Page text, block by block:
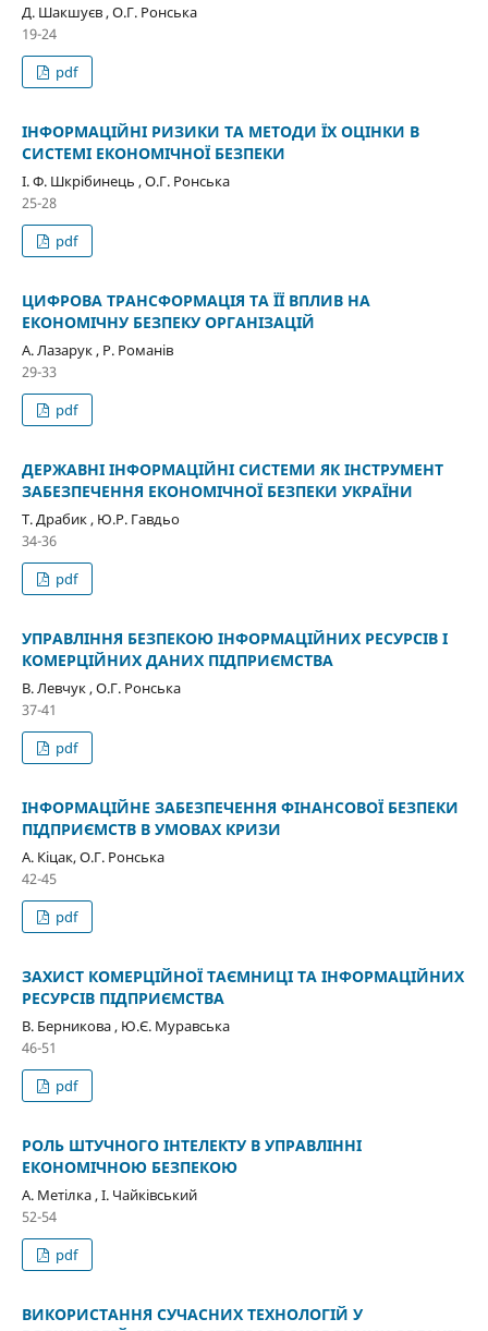
Д. Шакшуєв , О.Г. Ронська
19-24
pdf
ІНФОРМАЦІЙНІ РИЗИКИ ТА МЕТОДИ ЇХ ОЦІНКИ В
СИСТЕМІ ЕКОНОМІЧНОЇ БЕЗПЕКИ
І. Ф. Шкрібинець , О.Г. Ронська
25-28
pdf
ЦИФРОВА ТРАНСФОРМАЦІЯ ТА ЇЇ ВПЛИВ НА
ЕКОНОМІЧНУ БЕЗПЕКУ ОРГАНІЗАЦІЙ
А. Лазарук , Р. Романів
29-33
pdf
ДЕРЖАВНІ ІНФОРМАЦІЙНІ СИСТЕМИ ЯК ІНСТРУМЕНТ
ЗАБЕЗПЕЧЕННЯ ЕКОНОМІЧНОЇ БЕЗПЕКИ УКРАЇНИ
Т. Драбик , Ю.Р. Гавдьо
34-36
pdf
УПРАВЛІННЯ БЕЗПЕКОЮ ІНФОРМАЦІЙНИХ РЕСУРСІВ І
КОМЕРЦІЙНИХ ДАНИХ ПІДПРИЄМСТВА
В. Левчук , О.Г. Ронська
37-41
pdf
ІНФОРМАЦІЙНЕ ЗАБЕЗПЕЧЕННЯ ФІНАНСОВОЇ БЕЗПЕКИ
ПІДПРИЄМСТВ В УМОВАХ КРИЗИ
А. Кіцак, О.Г. Ронська
42-45
pdf
ЗАХИСТ КОМЕРЦІЙНОЇ ТАЄМНИЦІ ТА ІНФОРМАЦІЙНИХ
РЕСУРСІВ ПІДПРИЄМСТВА
В. Берникова , Ю.Є. Муравська
46-51
pdf
РОЛЬ ШТУЧНОГО ІНТЕЛЕКТУ В УПРАВЛІННІ
ЕКОНОМІЧНОЮ БЕЗПЕКОЮ
А. Метілка , І. Чайківський
52-54
pdf
ВИКОРИСТАННЯ СУЧАСНИХ ТЕХНОЛОГІЙ У